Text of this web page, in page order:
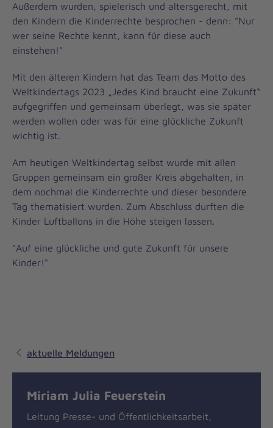
Außerdem wurden, spielerisch und altersgerecht, mit
den Kindern die Kinderrechte besprochen - denn: "Nur
wer seine Rechte kennt, kann für diese auch
einstehen!"
Mit den älteren Kindern hat das Team das Motto des
Weltkindertags 2023 „Jedes Kind braucht eine Zukunft“
aufgegriffen und gemeinsam überlegt, was sie später
werden wollen oder was für eine glückliche Zukunft
wichtig ist.
Am heutigen Weltkindertag selbst wurde mit allen
Gruppen gemeinsam ein großer Kreis abgehalten, in
dem nochmal die Kinderrechte und dieser besondere
Tag thematisiert wurden. Zum Abschluss durften die
Kinder Luftballons in die Höhe steigen lassen.
"Auf eine glückliche und gute Zukunft für unsere
Kinder!"
aktuelle Meldungen
Miriam Julia Feuerstein
Leitung Presse- und Öffentlichkeitsarbeit,